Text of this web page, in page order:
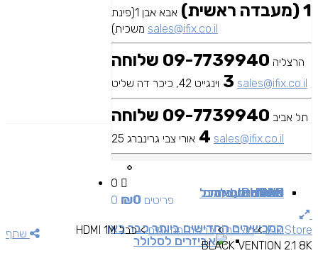
1 (מעבדה ראשית)
אבא אבן 1(פינת
משכית) sales@ifix.co.il
הרצליה
09-7739940 שלוחה
3 וינגייט 42, כיכר דה שליט sales@ifix.co.il
תל אביב
09-7739940 שלוחה
4 אורי צבי גרינברג 25 sales@ifix.co.il
0
0 פריטים
₪0 IPHONE
IPAD
MAC
אביזרים
אביזרים לסלולר
מכשירי סלולרכל
המכשירים החדישים ביותר כבר כאן
שירותי מעבדה
כבלים ומתאמים
שתף iFix Store
>מוצרים>כבלים ומתאמים>
כבל HDMI 1M
BLACK VENTION 2.1 8K